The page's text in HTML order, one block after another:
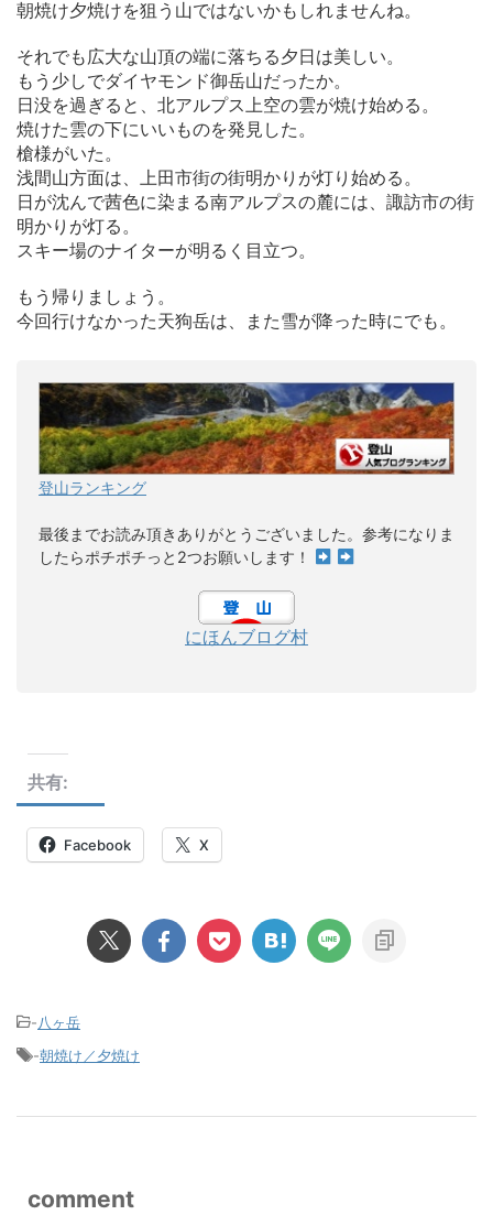
朝焼け夕焼けを狙う山ではないかもしれませんね。
それでも広大な山頂の端に落ちる夕日は美しい。
もう少しでダイヤモンド御岳山だったか。
日没を過ぎると、北アルプス上空の雲が焼け始める。
焼けた雲の下にいいものを発見した。
槍様がいた。
浅間山方面は、上田市街の街明かりが灯り始める。
日が沈んで茜色に染まる南アルプスの麓には、諏訪市の街
明かりが灯る。
スキー場のナイターが明るく目立つ。
もう帰りましょう。
今回行けなかった天狗岳は、また雪が降った時にでも。
登山ランキング
最後までお読み頂きありがとうございました。参考になりま
したらポチポチっと2つお願いします！
にほんブログ村
共有:
Facebook X
-八ヶ岳
-朝焼け／夕焼け
comment